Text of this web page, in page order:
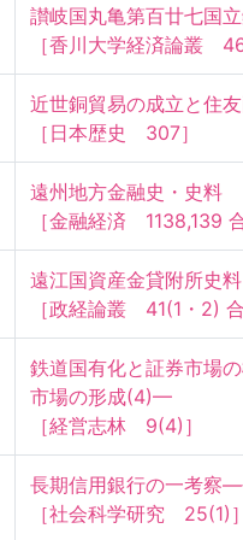
讃岐国丸亀第百廿七国
［香川大学経済論叢　
近世銅貿易の成立と住
［日本歴史　307］
遠州地方金融史・史料
［金融経済　1138,139
遠江国資産金貸附所史料
［政経論叢　41(1・2)
鉄道国有化と証券市場
市場の形成(4)—
［経営志林　9(4)］
長期信用銀行の一考察
［社会科学研究　25(1)］